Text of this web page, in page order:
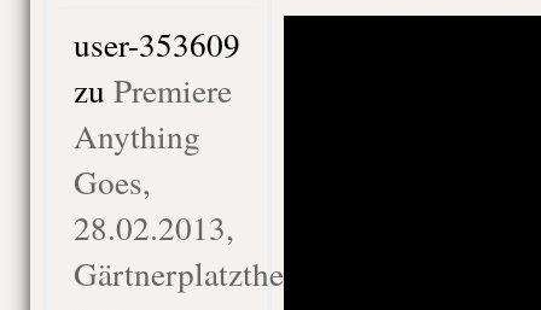
user-353609
zu Premiere
Anything
Goes,
28.02.2013,
Gärtnerplatztheater